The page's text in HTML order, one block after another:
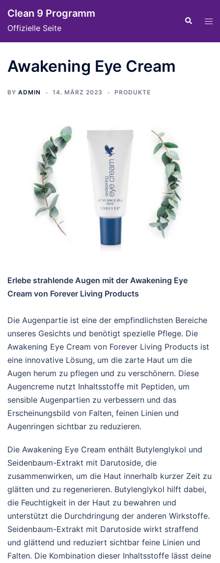
content
Clean 9 Programm
Offizielle Seite
Search
Awakening Eye Cream
BY ADMIN 14. MÄRZ 2023 PRODUKTE
Erlebe strahlende Augen mit der Awakening Eye
Cream von Forever Living Products
Die Augenpartie ist eine der empfindlichsten Bereiche
unseres Gesichts und benötigt spezielle Pflege. Die
Awakening Eye Cream von Forever Living Products ist
eine innovative Lösung, um die zarte Haut um die
Augen herum zu pflegen und zu verschönern. Diese
Augencreme nutzt Inhaltsstoffe mit Peptiden, um
sensible Augenpartien zu verbessern und das
Erscheinungsbild von Falten, feinen Linien und
Augenringen sichtbar zu reduzieren.
Die Awakening Eye Cream enthält Butylenglykol und
Seidenbaum-Extrakt mit Darutoside, die
zusammenwirken, um die Haut innerhalb kurzer Zeit zu
glätten und zu regenerieren. Butylenglykol hilft dabei,
die Feuchtigkeit in der Haut zu bewahren und
unterstützt die Durchdringung der anderen Wirkstoffe.
Seidenbaum-Extrakt mit Darutoside wirkt straffend
und glättend und reduziert sichtbar feine Linien und
Falten. Die Kombination dieser Inhaltsstoffe lässt deine